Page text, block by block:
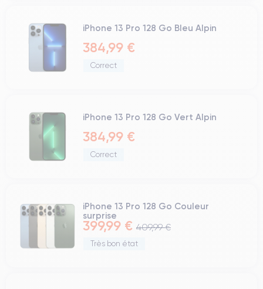
iPhone 13 Pro 128 Go Bleu Alpin
384,99 €
Correct
iPhone 13 Pro 128 Go Vert Alpin
384,99 €
Correct
iPhone 13 Pro 128 Go Couleur
surprise
399,99 € 409,99 €
Très bon état